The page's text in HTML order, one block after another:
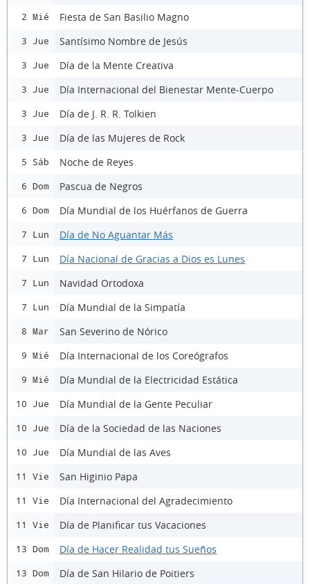
2 Mié Fiesta de San Basilio Magno
3 Jue Santísimo Nombre de Jesús
3 Jue Día de la Mente Creativa
3 Jue Día Internacional del Bienestar Mente-Cuerpo
3 Jue Día de J. R. R. Tolkien
3 Jue Día de las Mujeres de Rock
5 Sáb Noche de Reyes
6 Dom Pascua de Negros
6 Dom Día Mundial de los Huérfanos de Guerra
7 Lun Día de No Aguantar Más
7 Lun Día Nacional de Gracias a Dios es Lunes
7 Lun Navidad Ortodoxa
7 Lun Día Mundial de la Simpatía
8 Mar San Severino de Nórico
9 Mié Día Internacional de los Coreógrafos
9 Mié Día Mundial de la Electricidad Estática
10 Jue Día Mundial de la Gente Peculiar
10 Jue Día de la Sociedad de las Naciones
10 Jue Día Mundial de las Aves
11 Vie San Higinio Papa
11 Vie Día Internacional del Agradecimiento
11 Vie Día de Planificar tus Vacaciones
13 Dom Día de Hacer Realidad tus Sueños
13 Dom Día de San Hilario de Poitiers